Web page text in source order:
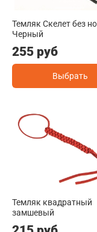
Темляк Скелет без
Черный
255 руб
Выбрать
Темляк квадратный
замшевый